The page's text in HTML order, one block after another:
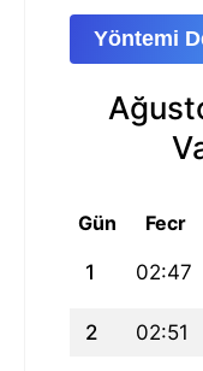
Yöntemi
Gün Fecr
1 02:47
2 02:51